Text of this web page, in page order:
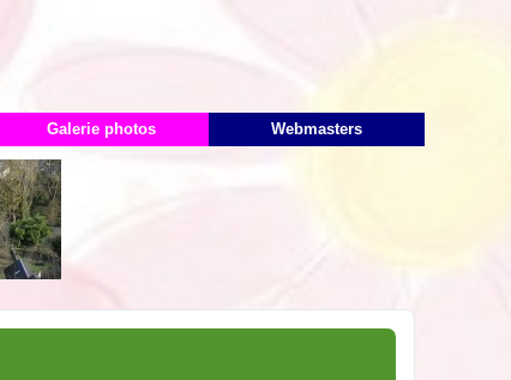
Galerie photos Webmasters